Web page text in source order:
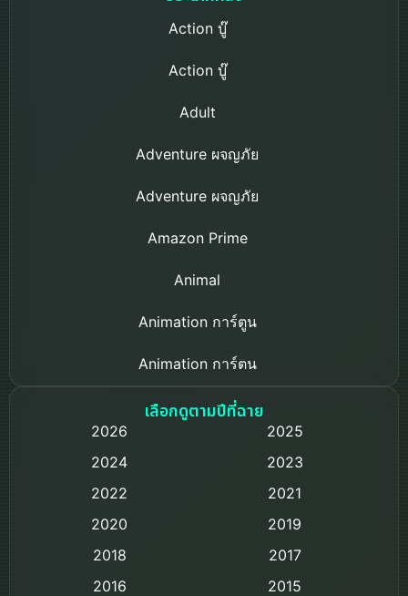
Action บู๊
Action บู๊
Adult
Adventure ผจญภัย
Adventure ผจญภัย
Amazon Prime
Animal
Animation การ์ตูน
Animation การ์ตูน
Based on a True Story เรื่องจริง
เลือกดูตามปีที่ฉาย
2026
2025
2024
2023
2022
2021
2020
2019
2018
2017
2016
2015